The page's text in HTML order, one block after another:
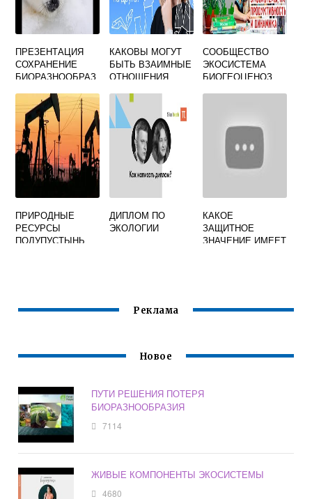
ПРЕЗЕНТАЦИЯ
СОХРАНЕНИЕ
БИОРАЗНООБРАЗ
КАКОВЫ МОГУТ
БЫТЬ ВЗАИМНЫЕ
ОТНОШЕНИЯ
ПРИРОДЫ
ЭКОЛОГИЯ
КРАТКО
СООБЩЕСТВО
ЭКОСИСТЕМА
БИОГЕОЦЕНОЗ
ПРИРОДНЫЕ
РЕСУРСЫ
ПОЛУПУСТЫНЬ
ДИПЛОМ ПО
ЭКОЛОГИИ
КАКОЕ
ЗАЩИТНОЕ
ЗНАЧЕНИЕ ИМЕЕТ
Реклама
Новое
ПУТИ РЕШЕНИЯ ПОТЕРЯ
БИОРАЗНООБРАЗИЯ
7114
ЖИВЫЕ КОМПОНЕНТЫ ЭКОСИСТЕМЫ
4680